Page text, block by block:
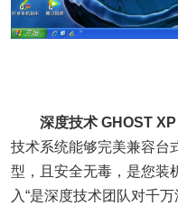
深度技术 GHOST
技术系统能够完美兼容台
型，且安全无毒，是您装
入“是深度技术团队对千